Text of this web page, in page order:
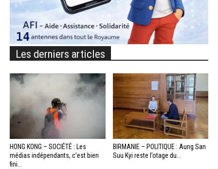
Les derniers articles
HONG KONG – SOCIÉTÉ : Les
médias indépendants, c’est bien
fini...
BIRMANIE – POLITIQUE : Aung San
Suu Kyi reste l’otage du...